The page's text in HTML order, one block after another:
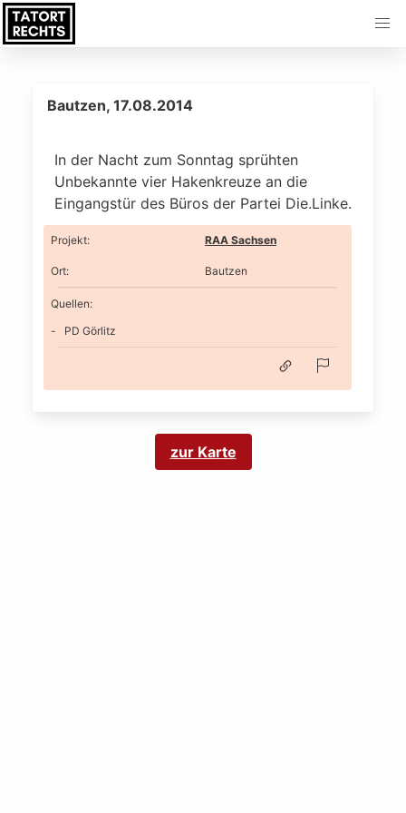
Bautzen, 17.08.2014
In der Nacht zum Sonntag sprühten
Unbekannte vier Hakenkreuze an die
Eingangstür des Büros der Partei Die.Linke.
Projekt: RAA Sachsen
Ort: Bautzen
Quellen:
PD Görlitz
zur Karte